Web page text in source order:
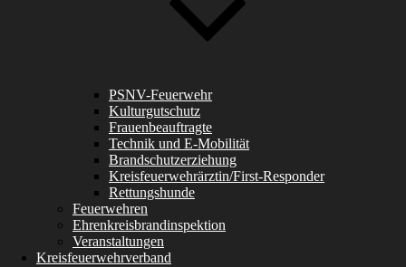
PSNV-Feuerwehr
Kulturgutschutz
Frauenbeauftragte
Technik und E-Mobilität
Brandschutzerziehung
Kreisfeuerwehrärztin/First-Responder
Rettungshunde
Feuerwehren
Ehrenkreisbrandinspektion
Veranstaltungen
Kreisfeuerwehrverband